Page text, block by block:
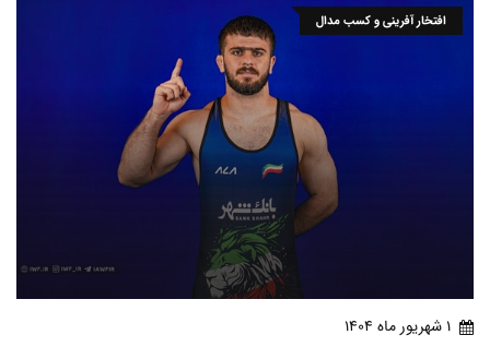
افتخار آفرینی و کسب مدال
1 شهريور ماه 1404